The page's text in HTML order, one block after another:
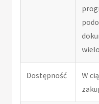
Dostępność
W